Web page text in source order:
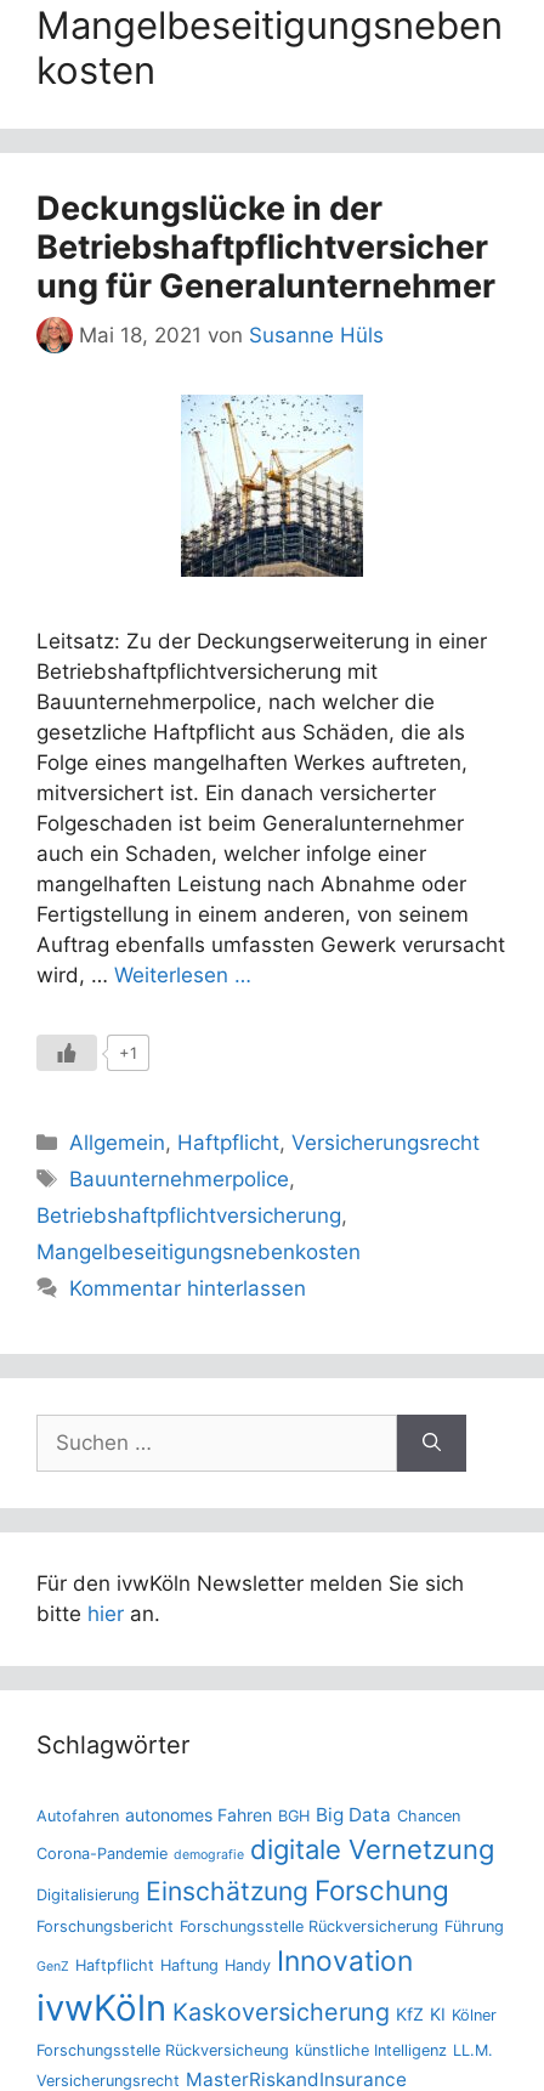
Mangelbeseitigungsneben
kosten
Deckungslücke in der
Betriebshaftpflichtversicher
ung für Generalunternehmer
Mai 18, 2021 von Susanne Hüls
Leitsatz: Zu der Deckungserweiterung in einer
Betriebshaftpflichtversicherung mit
Bauunternehmerpolice, nach welcher die
gesetzliche Haftpflicht aus Schäden, die als
Folge eines mangelhaften Werkes auftreten,
mitversichert ist. Ein danach versicherter
Folgeschaden ist beim Generalunternehmer
auch ein Schaden, welcher infolge einer
mangelhaften Leistung nach Abnahme oder
Fertigstellung in einem anderen, von seinem
Auftrag ebenfalls umfassten Gewerk verursacht
wird, … Weiterlesen …
+1
Kategorien
Allgemein, Haftpflicht,Versicherungsrecht
Schlagwörter
Bauunternehmerpolice,
Betriebshaftpflichtversicherung,
Mangelbeseitigungsnebenkosten
Kommentar hinterlassen
Suchen
nach:
Für den ivwKöln Newsletter melden Sie sich
bitte hier an.
Schlagwörter
Autofahren autonomes Fahren BGH Big Data Chancen
Corona-Pandemie demografie digitale Vernetzung
Digitalisierung Einschätzung Forschung
Forschungsbericht Forschungsstelle Rückversicherung Führung
GenZ Haftpflicht Haftung Handy Innovation
ivwKöln Kaskoversicherung KfZ KI Kölner
Forschungsstelle Rückversicheung künstliche Intelligenz LL.M.
Versicherungsrecht MasterRiskandInsurance